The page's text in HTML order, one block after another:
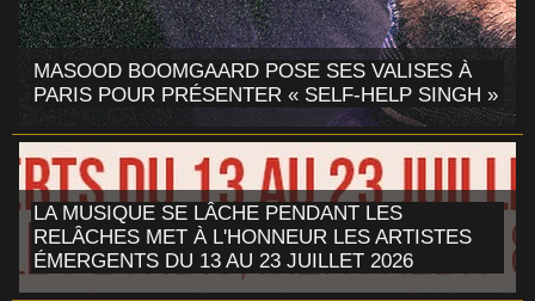
MASOOD BOOMGAARD POSE SES VALISES À
PARIS POUR PRÉSENTER « SELF-HELP SINGH »
LA MUSIQUE SE LÂCHE PENDANT LES
RELÂCHES MET À L'HONNEUR LES ARTISTES
ÉMERGENTS DU 13 AU 23 JUILLET 2026